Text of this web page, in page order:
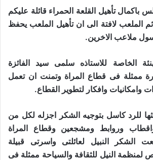
تأهيل القلعة الحمراء قائلة عليكم
الملعب لافتة الى ان تأهيل الملعب يحفظ
ملاعب الاخرين.
الخاصة للاستاذه سلمى سيد الفائزة
ممثلة فى قطاع المراة وتمنت ان تعمل
وامكانيات وافكار لتطوير القطاع.
للرد كاسل بتوجيه الشكر اجزله لكل من
وروابط ومشجعين وقطاع المراة
الشكر النبيل لعائلتى واسرتى قبيلة
لمنظمة النيل للثقافة والسياحة ممثلة فى